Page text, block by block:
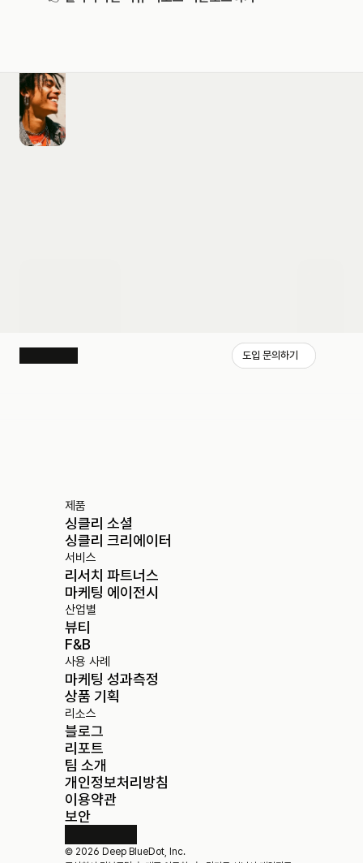
도입 문의하기
© 2026 Deep BlueDot, Inc.
제품
싱클리 크리에이터
싱클리 소셜
산업별
뷰티
F&B
사용 사례
마케팅 성과측정
상품 기획
리소스
블로그
리포트
팀 소개
서비스
리서치 파트너스
마케팅 에이전시
개인정보처리방침
이용약관
보안